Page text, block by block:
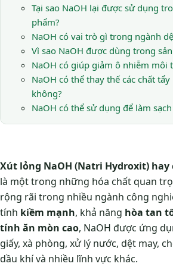
Tại sao NaOH lại được sử dụng
phẩm?
NaOH có vai trò gì trong ngành
Vì sao NaOH được dùng trong
NaOH có giúp giảm ô nhiễm môi
NaOH có thể thay thế các chất
không?
NaOH có thể sử dụng để làm
Xút lỏng NaOH (Natri Hydroxit) hay
là một trong những hóa chất quan
rộng rãi trong nhiều ngành công
tính kiềm mạnh, khả năng hòa tan
tính ăn mòn cao, NaOH được ứng
giấy, xà phòng, xử lý nước, dệt may,
dầu khí và nhiều lĩnh vực khác.